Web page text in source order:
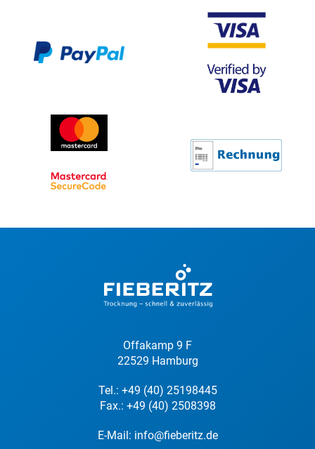
Offakamp 9 F
22529 Hamburg
Tel.: +49 (40) 25198445
Fax.: +49 (40) 2508398
E-Mail: info@fieberitz.de